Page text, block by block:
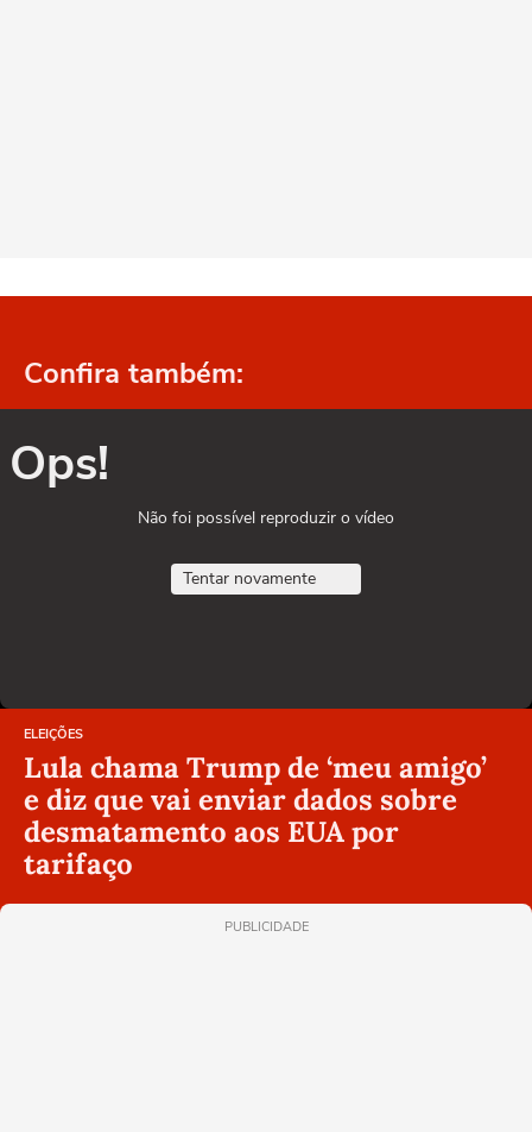
Confira também:
Ops!
Não foi possível reproduzir o vídeo
Tentar novamente
ELEIÇÕES
Lula chama Trump de ‘meu amigo’
e diz que vai enviar dados sobre
desmatamento aos EUA por
tarifaço
PUBLICIDADE